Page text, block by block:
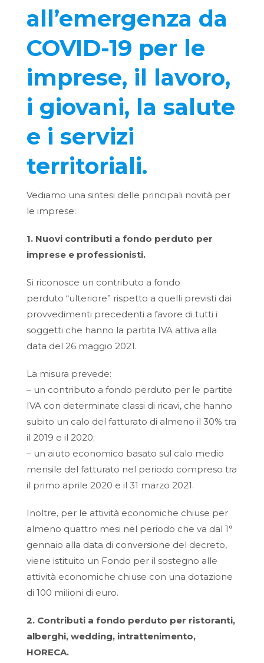
all’emergenza da
COVID-19 per le
imprese, il lavoro,
i giovani, la salute
e i servizi
territoriali.
Vediamo una sintesi delle principali novità per
le imprese:
1. Nuovi contributi a fondo perduto per
imprese e professionisti.
Si riconosce un contributo a fondo
perduto “ulteriore” rispetto a quelli previsti dai
provvedimenti precedenti a favore di tutti i
soggetti che hanno la partita IVA attiva alla
data del 26 maggio 2021.
La misura prevede:
– un contributo a fondo perduto per le partite
IVA con determinate classi di ricavi, che hanno
subito un calo del fatturato di almeno il 30% tra
il 2019 e il 2020;
– un aiuto economico basato sul calo medio
mensile del fatturato nel periodo compreso tra
il primo aprile 2020 e il 31 marzo 2021.
Inoltre, per le attività economiche chiuse per
almeno quattro mesi nel periodo che va dal 1°
gennaio alla data di conversione del decreto,
viene istituito un Fondo per il sostegno alle
attività economiche chiuse con una dotazione
di 100 milioni di euro.
2. Contributi a fondo perduto per ristoranti,
alberghi, wedding, intrattenimento,
HORECA.